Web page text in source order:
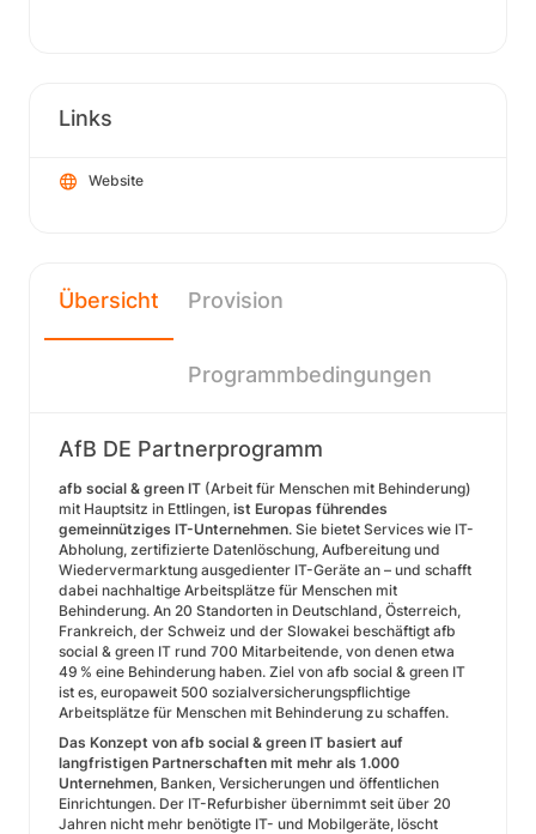
Links
Website
Übersicht Provision
Programmbedingungen
AfB DE Partnerprogramm
afb social & green IT (Arbeit für Menschen mit Behinderung)
mit Hauptsitz in Ettlingen, ist Europas führendes
gemeinnütziges IT-Unternehmen. Sie bietet Services wie IT-
Abholung, zertifizierte Datenlöschung, Aufbereitung und
Wiedervermarktung ausgedienter IT-Geräte an – und schafft
dabei nachhaltige Arbeitsplätze für Menschen mit
Behinderung. An 20 Standorten in Deutschland, Österreich,
Frankreich, der Schweiz und der Slowakei beschäftigt afb
social & green IT rund 700 Mitarbeitende, von denen etwa
49 % eine Behinderung haben. Ziel von afb social & green IT
ist es, europaweit 500 sozialversicherungspflichtige
Arbeitsplätze für Menschen mit Behinderung zu schaffen.
Das Konzept von afb social & green IT basiert auf
langfristigen Partnerschaften mit mehr als 1.000
Unternehmen, Banken, Versicherungen und öffentlichen
Einrichtungen. Der IT-Refurbisher übernimmt seit über 20
Jahren nicht mehr benötigte IT- und Mobilgeräte, löscht